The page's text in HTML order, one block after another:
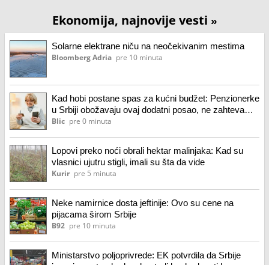
Ekonomija, najnovije vesti »
Solarne elektrane niču na neočekivanim mestima
Bloomberg Adria pre 10 minuta
Kad hobi postane spas za kućni budžet: Penzionerke
u Srbiji obožavaju ovaj dodatni posao, ne zahteva
velika ulaganja, a zarada dobra
Blic pre 0 minuta
Lopovi preko noći obrali hektar malinjaka: Kad su
vlasnici ujutru stigli, imali su šta da vide
Kurir pre 5 minuta
Neke namirnice dosta jeftinije: Ovo su cene na
pijacama širom Srbije
B92 pre 10 minuta
Ministarstvo poljoprivrede: EK potvrdila da Srbije